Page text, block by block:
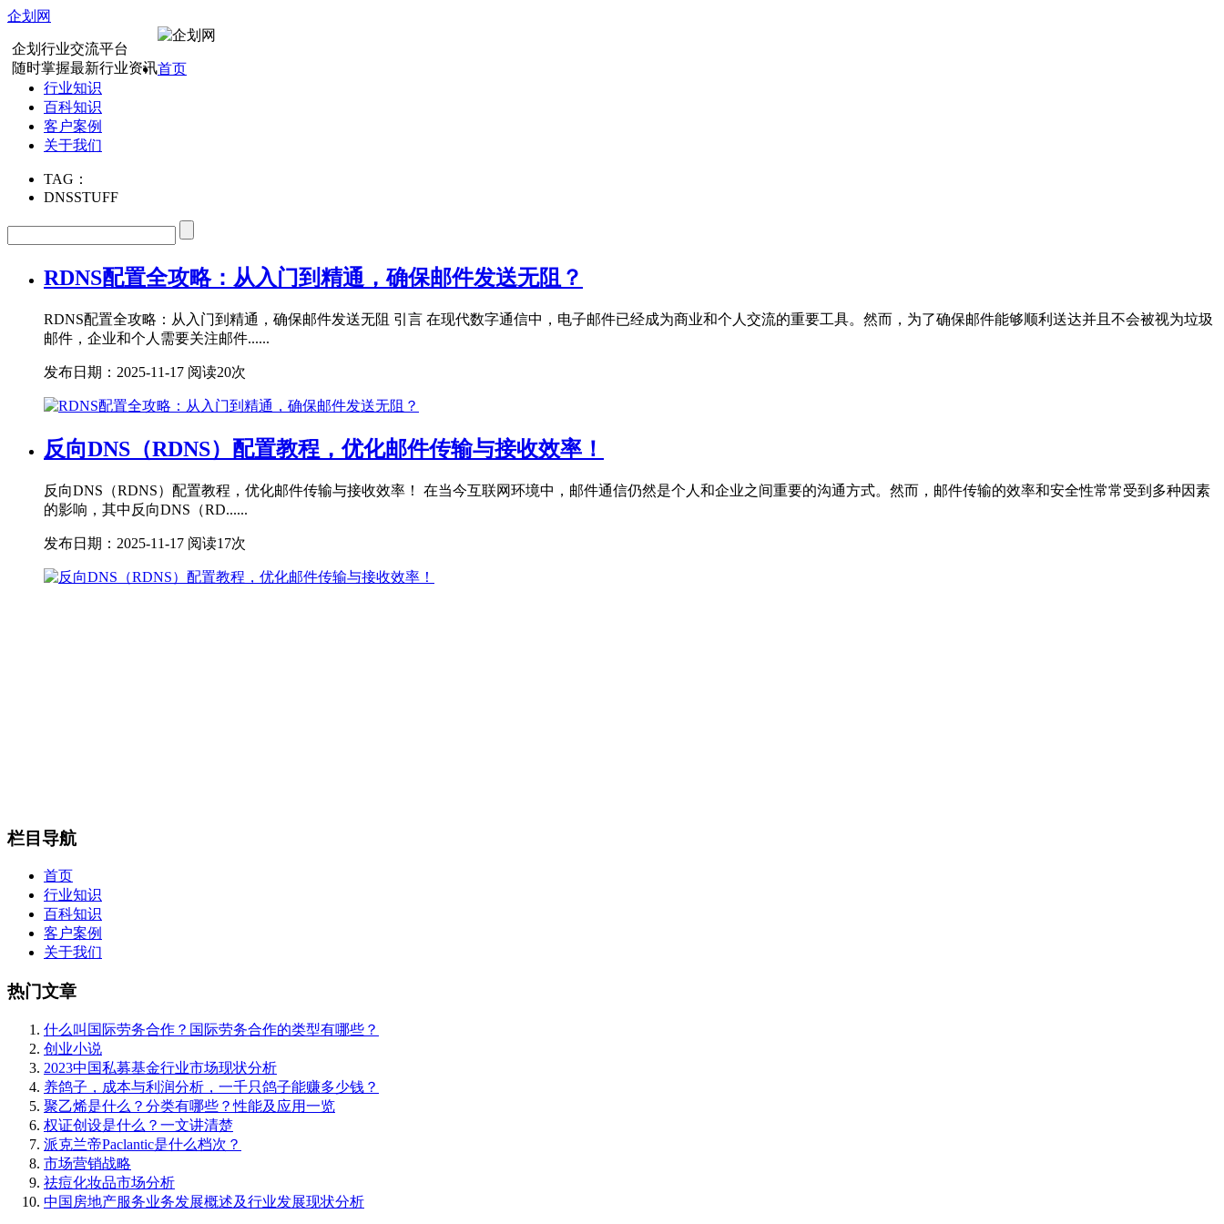
企划网
企划行业交流平台
随时掌握最新行业资讯首页
行业知识
百科知识
客户案例
关于我们
TAG：
DNSSTUFF
RDNS配置全攻略：从入门到精通，确保邮件发送无阻？
RDNS配置全攻略：从入门到精通，确保邮件发送无阻 引言 在现代数字通信中，电子邮件已经成为商业和个人交流的重要工具。然而，为了确保邮件能够顺利送达并且不会被视为垃圾
邮件，企业和个人需要关注邮件......
发布日期：2025-11-17 阅读20次
反向DNS（RDNS）配置教程，优化邮件传输与接收效率！
反向DNS（RDNS）配置教程，优化邮件传输与接收效率！ 在当今互联网环境中，邮件通信仍然是个人和企业之间重要的沟通方式。然而，邮件传输的效率和安全性常常受到多种因素
的影响，其中反向DNS（RD......
发布日期：2025-11-17 阅读17次
栏目导航
首页
行业知识
百科知识
客户案例
关于我们
热门文章
什么叫国际劳务合作？国际劳务合作的类型有哪些？
创业小说
2023中国私募基金行业市场现状分析
养鸽子，成本与利润分析，一千只鸽子能赚多少钱？
聚乙烯是什么？分类有哪些？性能及应用一览
权证创设是什么？一文讲清楚
派克兰帝Paclantic是什么档次？
市场营销战略
祛痘化妆品市场分析
中国房地产服务业务发展概述及行业发展现状分析